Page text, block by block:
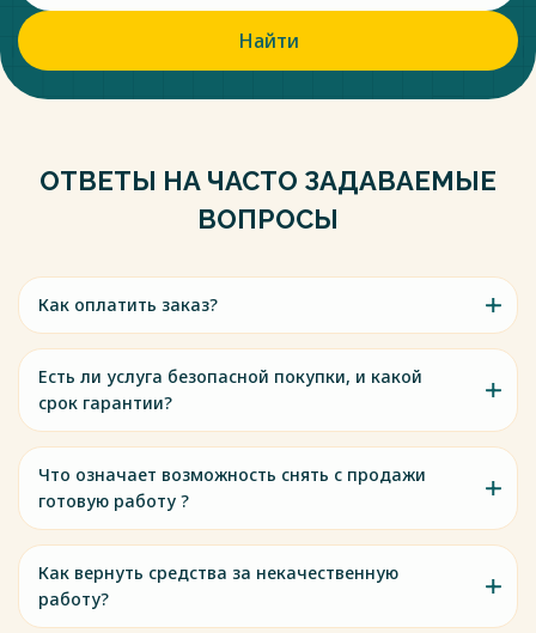
Найти
ОТВЕТЫ НА ЧАСТО ЗАДАВАЕМЫЕ
ВОПРОСЫ
Как оплатить заказ?
Есть ли услуга безопасной покупки, и какой
срок гарантии?
Что означает возможность снять с продажи
готовую работу ?
Как вернуть средства за некачественную
работу?